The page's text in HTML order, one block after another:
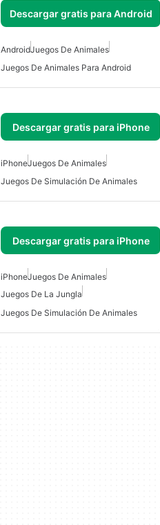
Descargar gratis para Android
AndroidJuegos De Animales
Juegos De Animales Para Android
Descargar gratis para iPhone
iPhoneJuegos De Animales
Juegos De Simulación De Animales
Descargar gratis para iPhone
iPhoneJuegos De Animales
Juegos De La Jungla
Juegos De Simulación De Animales